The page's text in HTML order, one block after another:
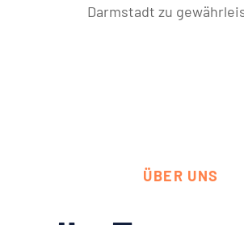
Darmstadt zu
ÜBER UNS